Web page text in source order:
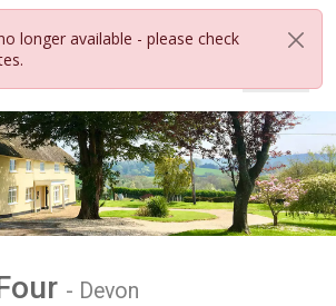
longer available - please check
- Devon